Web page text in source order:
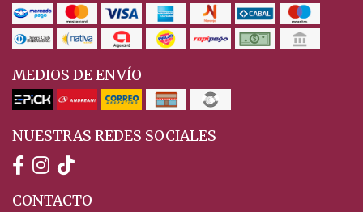
MEDIOS DE ENVÍO
NUESTRAS REDES SOCIALES
CONTACTO